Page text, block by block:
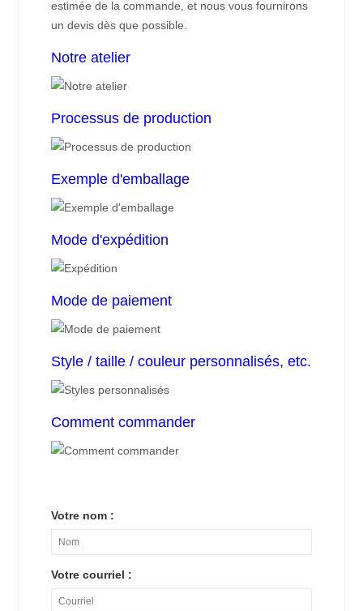
estimée de la commande, et nous vous fournirons
un devis dès que possible.
Notre atelier
Processus de production
Exemple d'emballage
Mode d'expédition
Mode de paiement
Style / taille / couleur personnalisés, etc.
Comment commander
Votre nom :
Votre courriel :